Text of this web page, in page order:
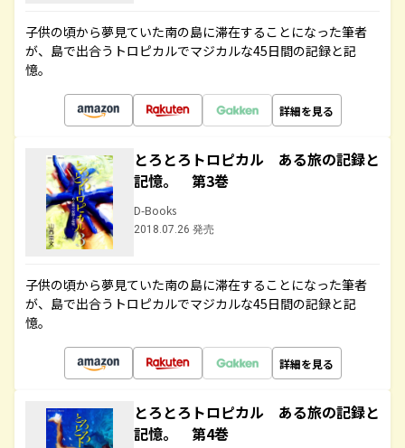
子供の頃から夢見ていた南の島に滞在することになった筆者
が、島で出合うトロピカルでマジカルな45日間の記録と記
憶。
詳細を見る
とろとろトロピカル ある旅の記録と
記憶。 第3巻
D-Books
2018.07.26 発売
子供の頃から夢見ていた南の島に滞在することになった筆者
が、島で出合うトロピカルでマジカルな45日間の記録と記
憶。
詳細を見る
とろとろトロピカル ある旅の記録と
記憶。 第4巻